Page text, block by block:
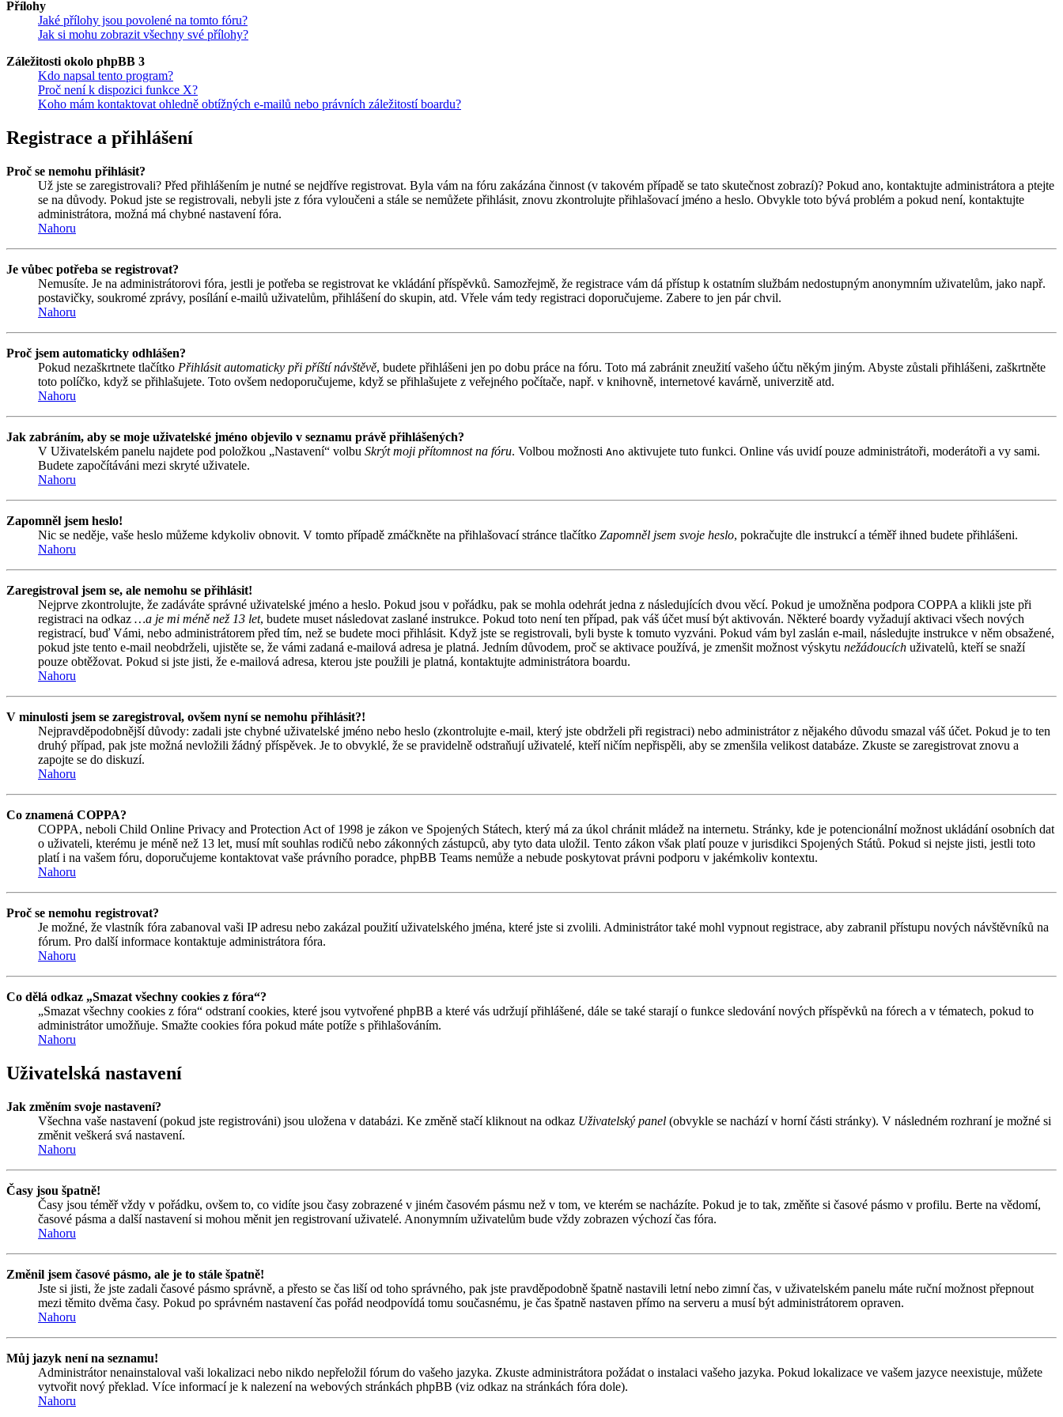
Přílohy
Jaké přílohy jsou povolené na tomto fóru?
Jak si mohu zobrazit všechny své přílohy?
Záležitosti okolo phpBB 3
Kdo napsal tento program?
Proč není k dispozici funkce X?
Koho mám kontaktovat ohledně obtížných e-mailů nebo právních záležitostí boardu?
Registrace a přihlášení
Proč se nemohu přihlásit?
Už jste se zaregistrovali? Před přihlášením je nutné se nejdříve registrovat. Byla vám na fóru zakázána činnost (v takovém případě se tato skutečnost zobrazí)? Pokud ano, kontaktujte administrátora a ptejte
se na důvody. Pokud jste se registrovali, nebyli jste z fóra vyloučeni a stále se nemůžete přihlásit, znovu zkontrolujte přihlašovací jméno a heslo. Obvykle toto bývá problém a pokud není, kontaktujte
administrátora, možná má chybné nastavení fóra.
Nahoru
Je vůbec potřeba se registrovat?
Nemusíte. Je na administrátorovi fóra, jestli je potřeba se registrovat ke vkládání příspěvků. Samozřejmě, že registrace vám dá přístup k ostatním službám nedostupným anonymním uživatelům, jako např.
postavičky, soukromé zprávy, posílání e-mailů uživatelům, přihlášení do skupin, atd. Vřele vám tedy registraci doporučujeme. Zabere to jen pár chvil.
Nahoru
Proč jsem automaticky odhlášen?
Pokud nezaškrtnete tlačítko Přihlásit automaticky při příští návštěvě, budete přihlášeni jen po dobu práce na fóru. Toto má zabránit zneužití vašeho účtu někým jiným. Abyste zůstali přihlášeni, zaškrtněte
toto políčko, když se přihlašujete. Toto ovšem nedoporučujeme, když se přihlašujete z veřejného počítače, např. v knihovně, internetové kavárně, univerzitě atd.
Nahoru
Jak zabráním, aby se moje uživatelské jméno objevilo v seznamu právě přihlášených?
V Uživatelském panelu najdete pod položkou „Nastavení“ volbu Skrýt moji přítomnost na fóru. Volbou možnosti Ano aktivujete tuto funkci. Online vás uvidí pouze administrátoři, moderátoři a vy sami.
Budete započítáváni mezi skryté uživatele.
Nahoru
Zapomněl jsem heslo!
Nic se neděje, vaše heslo můžeme kdykoliv obnovit. V tomto případě zmáčkněte na přihlašovací stránce tlačítko Zapomněl jsem svoje heslo, pokračujte dle instrukcí a téměř ihned budete přihlášeni.
Nahoru
Zaregistroval jsem se, ale nemohu se přihlásit!
Nejprve zkontrolujte, že zadáváte správné uživatelské jméno a heslo. Pokud jsou v pořádku, pak se mohla odehrát jedna z následujících dvou věcí. Pokud je umožněna podpora COPPA a klikli jste při
registraci na odkaz …a je mi méně než 13 let, budete muset následovat zaslané instrukce. Pokud toto není ten případ, pak váš účet musí být aktivován. Některé boardy vyžadují aktivaci všech nových
registrací, buď Vámi, nebo administrátorem před tím, než se budete moci přihlásit. Když jste se registrovali, byli byste k tomuto vyzváni. Pokud vám byl zaslán e-mail, následujte instrukce v něm obsažené,
pokud jste tento e-mail neobdrželi, ujistěte se, že vámi zadaná e-mailová adresa je platná. Jedním důvodem, proč se aktivace používá, je zmenšit možnost výskytu nežádoucích uživatelů, kteří se snaží
pouze obtěžovat. Pokud si jste jisti, že e-mailová adresa, kterou jste použili je platná, kontaktujte administrátora boardu.
Nahoru
V minulosti jsem se zaregistroval, ovšem nyní se nemohu přihlásit?!
Nejpravděpodobnější důvody: zadali jste chybné uživatelské jméno nebo heslo (zkontrolujte e-mail, který jste obdrželi při registraci) nebo administrátor z nějakého důvodu smazal váš účet. Pokud je to ten
druhý případ, pak jste možná nevložili žádný příspěvek. Je to obvyklé, že se pravidelně odstraňují uživatelé, kteří ničím nepřispěli, aby se zmenšila velikost databáze. Zkuste se zaregistrovat znovu a
zapojte se do diskuzí.
Nahoru
Co znamená COPPA?
COPPA, neboli Child Online Privacy and Protection Act of 1998 je zákon ve Spojených Státech, který má za úkol chránit mládež na internetu. Stránky, kde je potencionální možnost ukládání osobních dat
o uživateli, kterému je méně než 13 let, musí mít souhlas rodičů nebo zákonných zástupců, aby tyto data uložil. Tento zákon však platí pouze v jurisdikci Spojených Států. Pokud si nejste jisti, jestli toto
platí i na vašem fóru, doporučujeme kontaktovat vaše právního poradce, phpBB Teams nemůže a nebude poskytovat právni podporu v jakémkoliv kontextu.
Nahoru
Proč se nemohu registrovat?
Je možné, že vlastník fóra zabanoval vaši IP adresu nebo zakázal použití uživatelského jména, které jste si zvolili. Administrátor také mohl vypnout registrace, aby zabranil přístupu nových návštěvníků na
fórum. Pro další informace kontaktuje administrátora fóra.
Nahoru
Co dělá odkaz „Smazat všechny cookies z fóra“?
„Smazat všechny cookies z fóra“ odstraní cookies, které jsou vytvořené phpBB a které vás udržují přihlášené, dále se také starají o funkce sledování nových příspěvků na fórech a v tématech, pokud to
administrátor umožňuje. Smažte cookies fóra pokud máte potíže s přihlašováním.
Nahoru
Uživatelská nastavení
Jak změním svoje nastavení?
Všechna vaše nastavení (pokud jste registrováni) jsou uložena v databázi. Ke změně stačí kliknout na odkaz Uživatelský panel (obvykle se nachází v horní části stránky). V následném rozhraní je možné si
změnit veškerá svá nastavení.
Nahoru
Časy jsou špatně!
Časy jsou téměř vždy v pořádku, ovšem to, co vidíte jsou časy zobrazené v jiném časovém pásmu než v tom, ve kterém se nacházíte. Pokud je to tak, změňte si časové pásmo v profilu. Berte na vědomí,
časové pásma a další nastavení si mohou měnit jen registrovaní uživatelé. Anonymním uživatelům bude vždy zobrazen výchozí čas fóra.
Nahoru
Změnil jsem časové pásmo, ale je to stále špatně!
Jste si jisti, že jste zadali časové pásmo správně, a přesto se čas liší od toho správného, pak jste pravděpodobně špatně nastavili letní nebo zimní čas, v uživatelském panelu máte ruční možnost přepnout
mezi těmito dvěma časy. Pokud po správném nastavení čas pořád neodpovídá tomu současnému, je čas špatně nastaven přímo na serveru a musí být administrátorem opraven.
Nahoru
Můj jazyk není na seznamu!
Administrátor nenainstaloval vaši lokalizaci nebo nikdo nepřeložil fórum do vašeho jazyka. Zkuste administrátora požádat o instalaci vašeho jazyka. Pokud lokalizace ve vašem jazyce neexistuje, můžete
vytvořit nový překlad. Více informací je k nalezení na webových stránkách phpBB (viz odkaz na stránkách fóra dole).
Nahoru